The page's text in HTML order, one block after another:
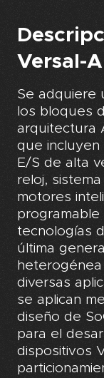
Versal-
Se adquiere
los bloques
arquitectura
que incluyen
E/S de alta
reloj,
motores
programable
tecnologías
última
diversas
se aplican
diseño de
para el
dispositivos